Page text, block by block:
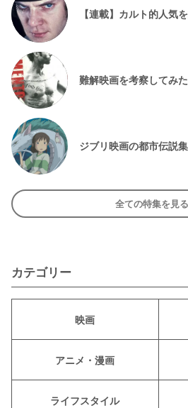
【連載】カルト的人気
難解映画を考察してみた
ジブリ映画の都市伝説集
全ての特集を見る
カテゴリー
映画
アニメ・漫画
ライフスタイル